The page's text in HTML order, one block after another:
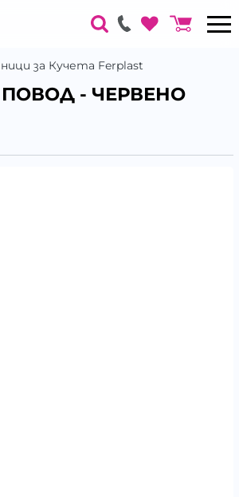
за Кучета Ferplast
ПОВОД - ЧЕРВЕНО